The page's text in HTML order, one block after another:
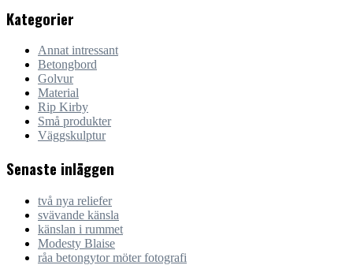
Kategorier
Annat intressant
Betongbord
Golvur
Material
Rip Kirby
Små produkter
Väggskulptur
Senaste inläggen
två nya reliefer
svävande känsla
känslan i rummet
Modesty Blaise
råa betongytor möter fotografi